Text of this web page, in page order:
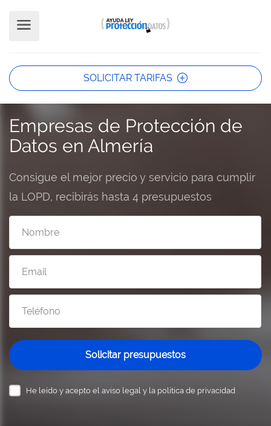
SOLICITAR TARIFAS
Empresas de Protección de
Datos en Almería
Consigue el mejor precio y servicio para cumplir
la LOPD, recibirás hasta 4 presupuestos
Solicitar presupuestos
He leído y acepto el aviso legal y la política de privacidad